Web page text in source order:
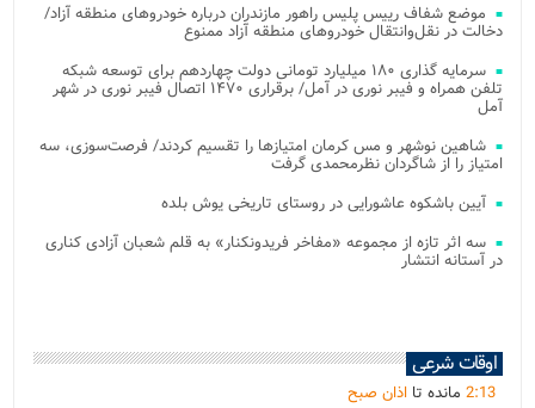
موضع شفاف رییس پلیس راهور مازندران درباره خودروهای منطقه آزاد/
دخالت در نقل‌وانتقال خودروهای منطقه آزاد ممنوع
سرمایه گذاری ۱۸۰ میلیارد تومانی دولت چهاردهم برای توسعه شبکه
تلفن همراه و فیبر نوری در آمل/ برقراری ۱۴۷۰ اتصال فیبر نوری در شهر
آمل
شاهین نوشهر و مس کرمان امتیازها را تقسیم کردند/ فرصت‌سوزی، سه
امتیاز را از شاگردان نظرمحمدی گرفت
آیین باشکوه عاشورایی در روستای تاریخی یوش بلده
سه اثر تازه از مجموعه «مفاخر فریدونکنار» به قلم شعبان آزادی کناری
در آستانه انتشار
اوقات شرعی
2:13 مانده تا اذان صبح